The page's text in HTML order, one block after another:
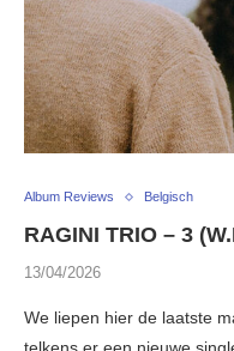
Album Reviews Belgisch
RAGINI TRIO – 3
13/04/2026
We liepen hier de laatste